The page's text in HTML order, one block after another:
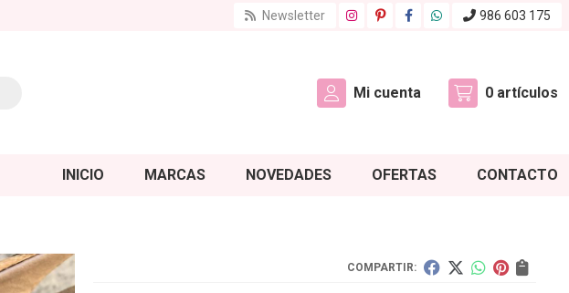
Newsletter 986 603 175
Mi cuenta 0 artículos
INICIO MARCAS NOVEDADES OFERTAS CONTACTO
COMPARTIR: